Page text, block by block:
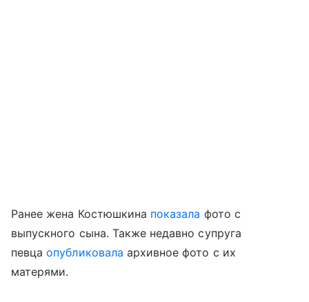
Ранее жена Костюшкина показала фото с
выпускного сына. Также недавно супруга
певцаопубликовала архивное фото с их
матерями.